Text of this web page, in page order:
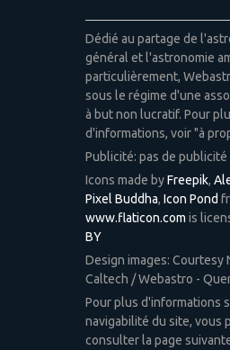
Dédié au partage de
général et l'astronomie
particulièrement,
sous le régime d'une
à but non lucratif. Pour
d'informations, voir "à
Publicité: pas de publicité
Icons made byFreepik,
Pixel Buddha, Icon Pond
www.flaticon.com is
BY
Design images: Courtesy
Caltech / Webastro -
Pour plus d'informations
navigabilité du site, vous
consulter la page